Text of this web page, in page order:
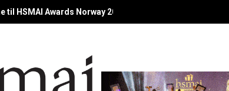
til HSMAI Awards Norway 2025 er klar!